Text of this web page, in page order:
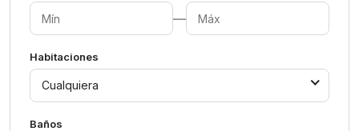
—
Habitaciones
Cualquiera
Baños